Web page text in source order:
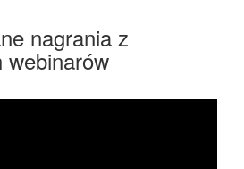
nagrania z
webinarów